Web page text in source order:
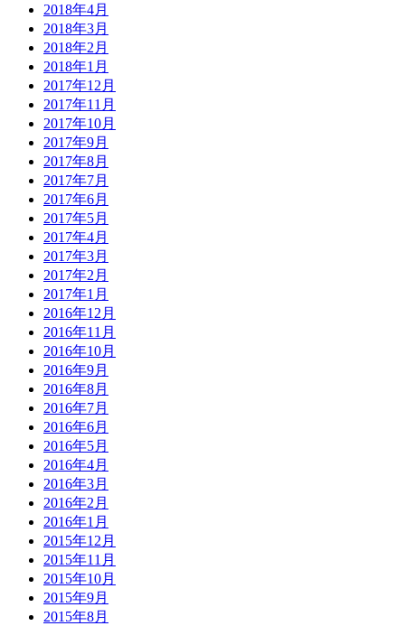
2018年4月
2018年3月
2018年2月
2018年1月
2017年12月
2017年11月
2017年10月
2017年9月
2017年8月
2017年7月
2017年6月
2017年5月
2017年4月
2017年3月
2017年2月
2017年1月
2016年12月
2016年11月
2016年10月
2016年9月
2016年8月
2016年7月
2016年6月
2016年5月
2016年4月
2016年3月
2016年2月
2016年1月
2015年12月
2015年11月
2015年10月
2015年9月
2015年8月